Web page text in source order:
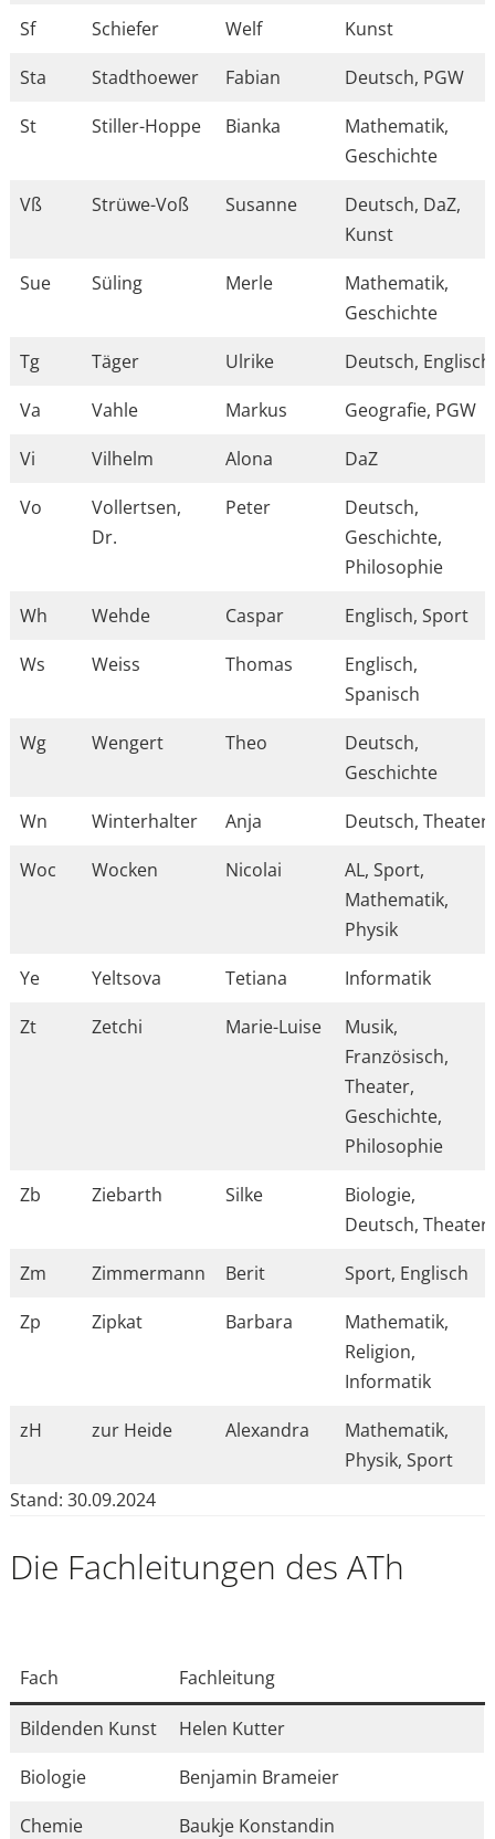
Sf Schiefer Welf
Kunst
Sta
Stadthoewer Fabian
Deutsch, PGW
St
Stiller-Hoppe Bianka
Mathematik,
Geschichte
Vß
Strüwe-Voß Susanne
Deutsch, DaZ,
Kunst
Sue
Süling Merle
Mathematik,
Geschichte
Tg
Täger Ulrike
Deutsch, Englisch
Va
Vahle Markus
Geografie, PGW
Vi
Vilhelm Alona
DaZ
Vo
Vollertsen,
Dr.
Peter
Deutsch,
Geschichte,
Philosophie
Wh
Wehde Caspar
Englisch, Sport
Ws
Weiss Thomas
Englisch,
Spanisch
Wg
Wengert Theo
Deutsch,
Geschichte
Wn
Winterhalter Anja
Deutsch, Theater
Woc
Wocken Nicolai
AL, Sport,
Mathematik,
Physik
Ye
Yeltsova Tetiana
Informatik
Zt
Zetchi Marie-Luise
Musik,
Französisch,
Theater,
Geschichte,
Philosophie
Zb
Ziebarth Silke
Biologie,
Deutsch, Theater
Zm
Zimmermann Berit
Sport, Englisch
Zp
Zipkat Barbara
Mathematik,
Religion,
Informatik
zH
zur Heide Alexandra
Mathematik,
Physik, Sport
Stand: 30.09.2024
Die Fachleitungen des ATh
Fach Fachleitung
Bildenden Kunst
Helen Kutter
Biologie
Benjamin Brameier
Chemie
Baukje Konstandin